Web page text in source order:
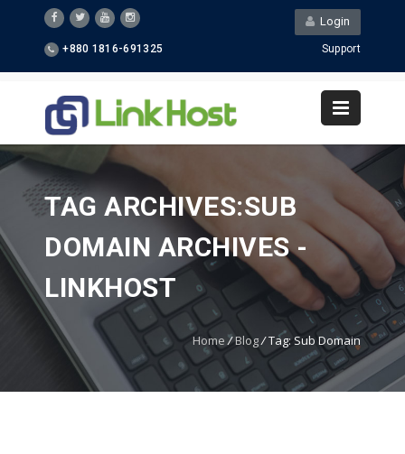
Login
+880 1816-691325 Support
TAG ARCHIVES:SUB
DOMAIN ARCHIVES -
LINKHOST
Home /Blog/Tag: Sub Domain